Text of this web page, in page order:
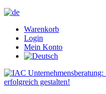
Warenkorb
Login
Mein Konto